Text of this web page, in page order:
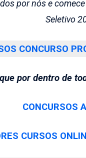
por nós e
Seletivo
CONCURSO
por dentro de
CONCURSOS
CURSOS